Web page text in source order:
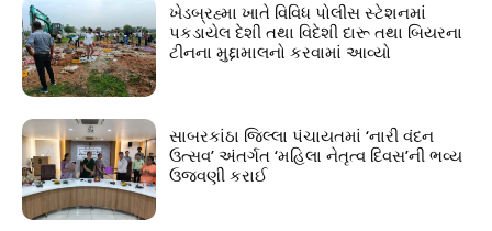
ખેડબ્રહ્મા ખાતે વિવિધ પોલીસ સ્ટેશનમાં
પકડાયેલ દેશી તથા વિદેશી દારૂ તથા બિયરના
ટીનના મુદ્દામાલનો કરવામાં આવ્યો
સાબરકાંઠા જિલ્લા પંચાયતમાં ‘નારી વંદન
ઉત્સવ’ અંતર્ગત ‘મહિલા નેતૃત્વ દિવસ’ની ભવ્ય
ઉજવણી કરાઈ